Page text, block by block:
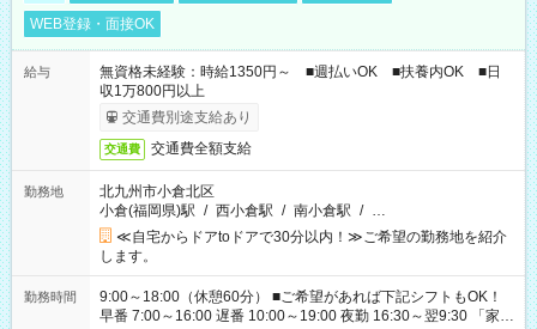
WEB登録・面接OK
給与
無資格未経験：時給1350円～ ■週払いOK ■扶養内OK ■日
収1万800円以上
交通費別途支給あり
交通費 交通費全額支給
勤務地
北九州市小倉北区
小倉(福岡県)駅 / 西小倉駅 / 南小倉駅 / …
≪自宅からドアtoドアで30分以内！≫ご希望の勤務地を紹介
します。
勤務時間
9:00～18:00（休憩60分） ■ご希望があれば下記シフトもOK！
早番 7:00～16:00 遅番 10:00～19:00 夜勤 16:30～翌9:30 「家族